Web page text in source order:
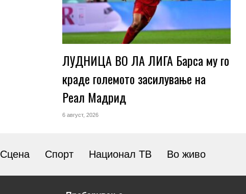
ЛУДНИЦА ВО ЛА ЛИГА Барса му го
краде големото засилување на
Реал Мадрид
6 август, 2026
Сцена Спорт Национал ТВ Во живо